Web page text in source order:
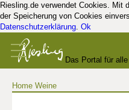
Riesling.de verwendet Cookies. Mit
der Speicherung von Cookies
Datenschutzerklärung. Ok
Das Portal für
Home Weine